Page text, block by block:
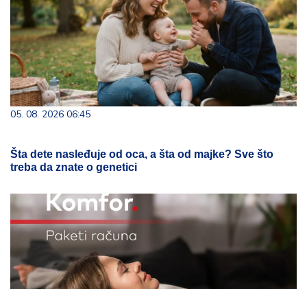
05. 08. 2026 06:45
Šta dete nasleđuje od oca, a šta od majke? Sve što
treba da znate o genetici